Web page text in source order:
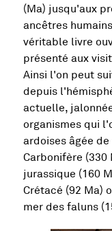
(Ma) jusqu'aux
ancêtres
véritable livre
présenté aux
Ainsi l'on peut
depuis
actuelle,
organismes qui
ardoises âgée
Carbonifère (330
jurassique (160
Crétacé (92 Ma)
mer des faluns